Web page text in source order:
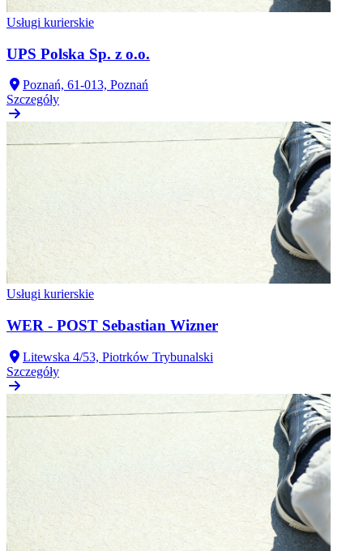
Usługi kurierskie
UPS Polska Sp. z o.o.
Poznań, 61-013, Poznań
Szczegóły
Usługi kurierskie
WER - POST Sebastian Wizner
Litewska 4/53, Piotrków Trybunalski
Szczegóły